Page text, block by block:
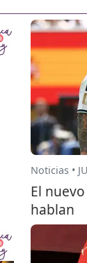
Noticias •
El
hablan